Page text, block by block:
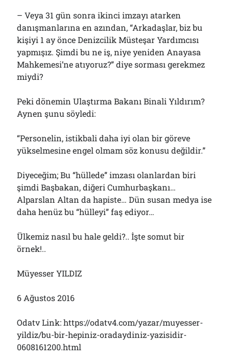
– Veya 31 gün sonra ikinci imzayı atarken
danışmanlarına en azından, “Arkadaşlar, biz bu
kişiyi 1 ay önce Denizcilik Müsteşar Yardımcısı
yapmışız. Şimdi bu ne iş, niye yeniden Anayasa
Mahkemesi’ne atıyoruz?” diye sorması gerekmez
miydi?
Peki dönemin Ulaştırma Bakanı Binali Yıldırım?
Aynen şunu söyledi:
“Personelin, istikbali daha iyi olan bir göreve
yükselmesine engel olmam söz konusu değildir.”
Diyeceğim; Bu “hüllede” imzası olanlardan biri
şimdi Başbakan, diğeri Cumhurbaşkanı…
Alparslan Altan da hapiste… Dün susan medya ise
daha henüz bu “hülleyi” faş ediyor…
Ülkemiz nasıl bu hale geldi?.. İşte somut bir
örnek!..
Müyesser YILDIZ
6 Ağustos 2016
Odatv Link: https://odatv4.com/yazar/muyesser-
yildiz/bu-bir-hepiniz-oradaydiniz-yazisidir-
0608161200.html